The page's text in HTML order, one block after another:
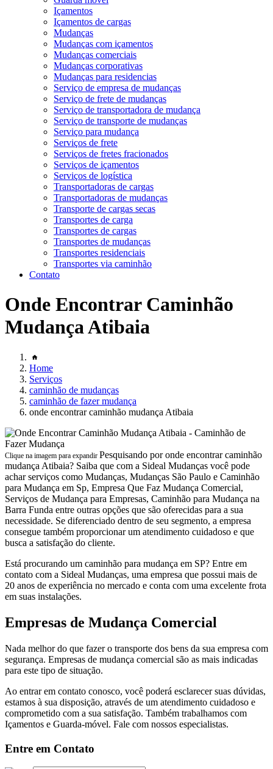
Içamentos
Içamentos de cargas
Mudanças
Mudanças com içamentos
Mudanças comerciais
Mudanças corporativas
Mudanças para residencias
Serviço de empresa de mudanças
Serviço de frete de mudanças
Serviço de transportadora de mudança
Serviço de transporte de mudanças
Serviço para mudança
Serviços de frete
Serviços de fretes fracionados
Serviços de içamentos
Serviços de logística
Transportadoras de cargas
Transportadoras de mudanças
Transporte de cargas secas
Transportes de carga
Transportes de cargas
Transportes de mudanças
Transportes residenciais
Transportes via caminhão
Contato
Onde Encontrar Caminhão
Mudança Atibaia
Home
Serviços
caminhão de mudanças
caminhão de fazer mudança
onde encontrar caminhão mudança Atibaia
Clique na imagem para expandir Pesquisando por onde encontrar caminhão
mudança Atibaia? Saiba que com a Sideal Mudanças você pode
achar serviços como Mudanças, Mudanças São Paulo e Caminhão
para Mudança em Sp, Empresa Que Faz Mudança Comercial,
Serviços de Mudança para Empresas, Caminhão para Mudança na
Barra Funda entre outras opções que são oferecidas para a sua
necessidade. Se diferenciado dentro de seu segmento, a empresa
consegue também proporcionar um atendimento cuidadoso e que
busca a satisfação do cliente.
Está procurando um caminhão para mudança em SP? Entre em
contato com a Sideal Mudanças, uma empresa que possui mais de
20 anos de experiência no mercado e conta com uma excelente frota
em suas instalações.
Empresas de Mudança Comercial
Nada melhor do que fazer o transporte dos bens da sua empresa com
segurança. Empresas de mudança comercial são as mais indicadas
para este tipo de situação.
Ao entrar em contato conosco, você poderá esclarecer suas dúvidas,
estamos à sua disposição, através de um atendimento cuidadoso e
comprometido com a sua satisfação. Também trabalhamos com
Içamentos e Guarda-móvel. Fale com nossos especialistas.
Entre em Contato